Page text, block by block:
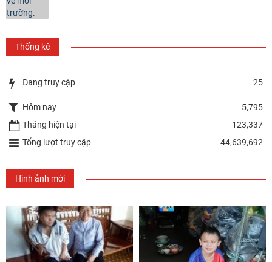
Thống kê
Đang truy cập 25
Hôm nay
5,795
Tháng hiện tại
123,337
Tổng lượt truy cập
44,639,692
Hình ảnh mới